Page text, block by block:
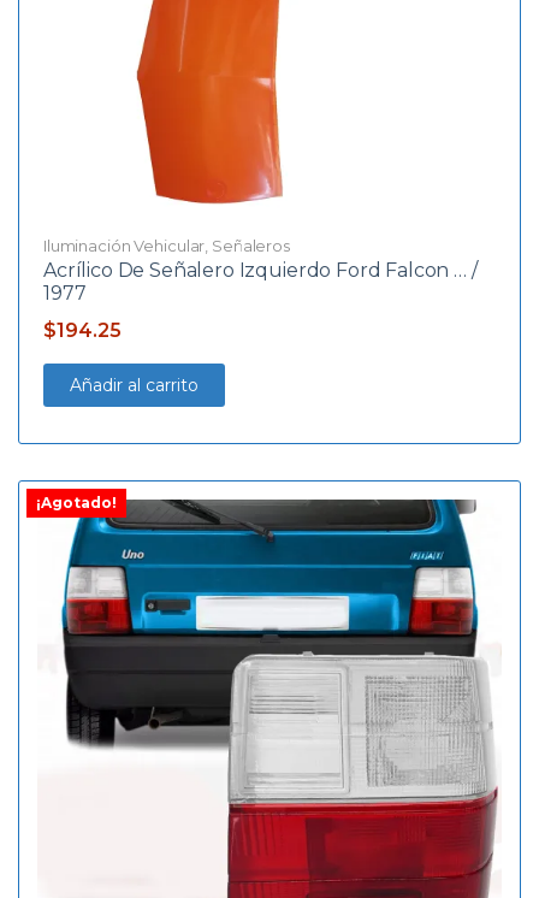
Iluminación Vehicular Señaleros
Acrílico De Señalero Izquierdo Ford Falcon … /
1977
$194.25
Añadir al carrito
¡Agotado!